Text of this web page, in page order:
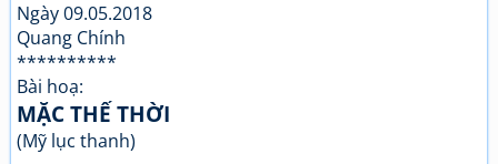
Ngày 09.05.2018
Quang Chính
**********
Bài hoạ:
MẶC THẾ THỜI
(Mỹ lục thanh)